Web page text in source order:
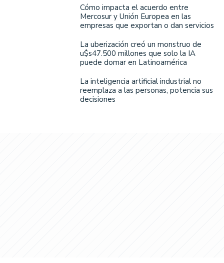
Cómo impacta el acuerdo entre
Mercosur y Unión Europea en las
empresas que exportan o dan servicios
La uberización creó un monstruo de
u$s47.500 millones que solo la IA
puede domar en Latinoamérica
La inteligencia artificial industrial no
reemplaza a las personas, potencia sus
decisiones